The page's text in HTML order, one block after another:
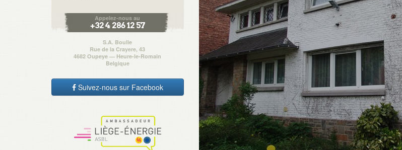
Appelez-nous au
+32 4 286 12 57
S.A. Boulle
Rue de la Crayere, 43
4682 Oupeye — Heure-le-Romain
Belgique
Suivez-nous sur Facebook